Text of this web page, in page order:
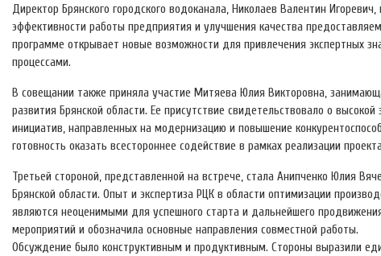
Директор Брянского городского водоканала, Николаев Валентин
эффективности работы предприятия и улучшения качества
программе открывает новые возможности для привлечения экспертных
процессами.
В совещании также приняла участие Митяева Юлия Викторовна,
развития Брянской области. Ее присутствие свидетельствовало о
инициатив, направленных на модернизацию и повышение
готовность оказать всестороннее содействие в рамках реализации
Третьей стороной, представленной на встрече, стала Анипченко Юлия
Брянской области. Опыт и экспертиза РЦК в области оптимизации
являются неоценимыми для успешного старта и дальнейшего
мероприятий и обозначила основные направления совместной работы.
Обсуждение было конструктивным и продуктивным. Стороны выразили